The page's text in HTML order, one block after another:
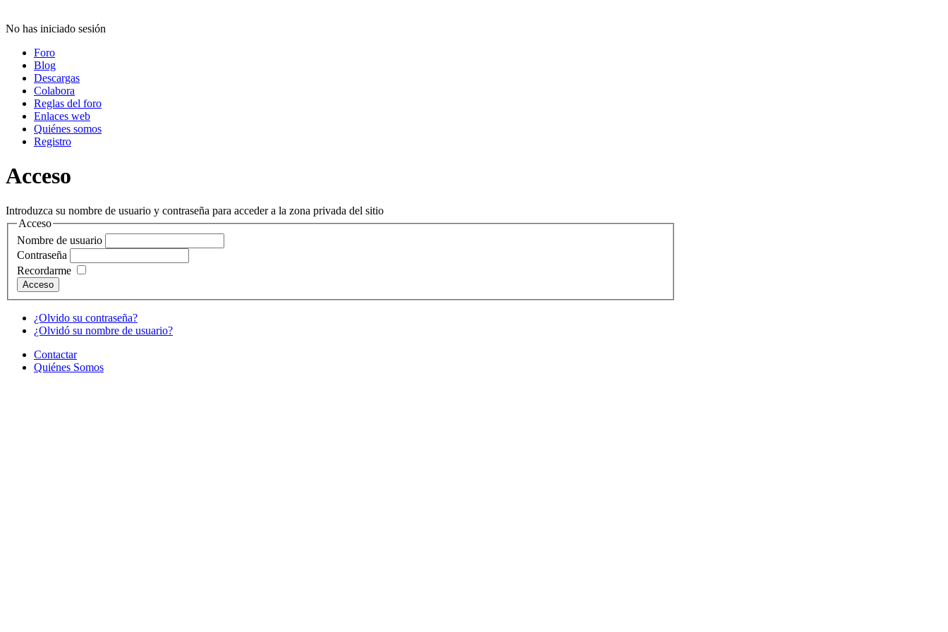
No has iniciado sesión
Foro
Blog
Descargas
Colabora
Reglas del foro
Enlaces web
Quiénes somos
Registro
Acceso
Introduzca su nombre de usuario y contraseña para acceder a la zona privada del sitio
Acceso
Nombre de usuario
Contraseña
Recordarme
¿Olvido su contraseña?
¿Olvidó su nombre de usuario?
Contactar
Quiénes Somos